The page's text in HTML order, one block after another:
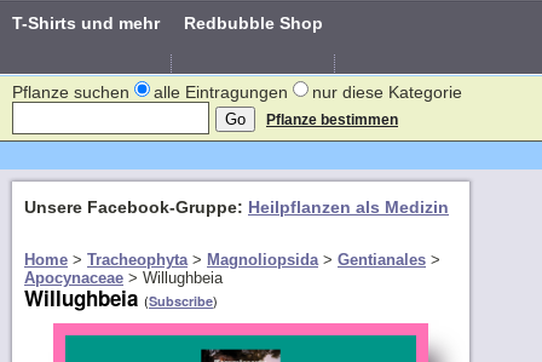
T-Shirts und mehr Redbubble Shop
Pflanze suchen alle Eintragungen nur diese Kategorie
Pflanze bestimmen
Unsere Facebook-Gruppe: Heilpflanzen als Medizin
Home > Tracheophyta > Magnoliopsida > Gentianales >
Apocynaceae > Willughbeia
Willughbeia (Subscribe)